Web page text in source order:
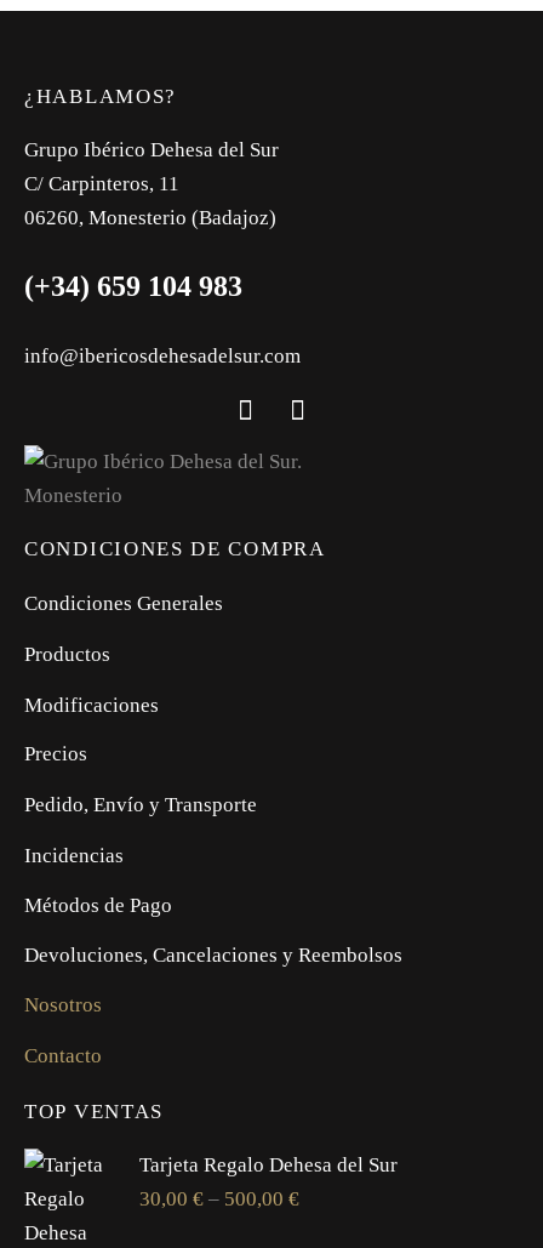
¿HABLAMOS?
Grupo Ibérico Dehesa del Sur
C/ Carpinteros, 11
06260, Monesterio (Badajoz)
(+34) 659 104 983
info@ibericosdehesadelsur.com
CONDICIONES DE COMPRA
Condiciones Generales
Productos
Modificaciones
Precios
Pedido, Envío y Transporte
Incidencias
Métodos de Pago
Devoluciones, Cancelaciones y Reembolsos
Nosotros
Contacto
TOP VENTAS
Tarjeta Regalo Dehesa del Sur
30,00 € – 500,00 €